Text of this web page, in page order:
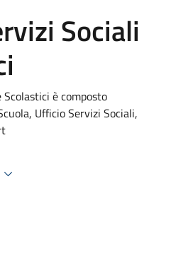
Sociali
è composto
Ufficio Servizi Sociali,